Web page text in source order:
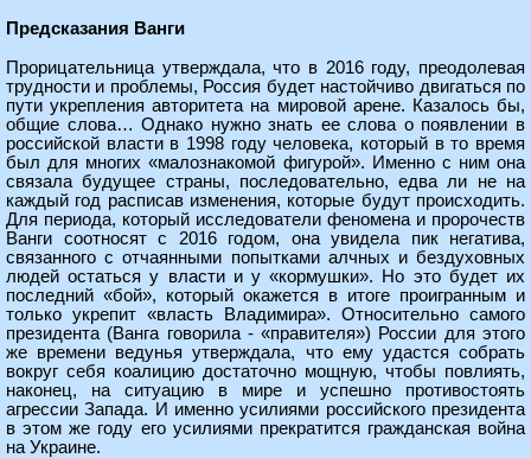
Предсказания Ванги
Прорицательница утверждала, что в 2016 году, преодолевая
трудности и проблемы, Россия будет настойчиво двигаться по
пути укрепления авторитета на мировой арене. Казалось бы,
общие слова… Однако нужно знать ее слова о появлении в
российской власти в 1998 году человека, который в то время
был для многих «малознакомой фигурой». Именно с ним она
связала будущее страны, последовательно, едва ли не на
каждый год расписав изменения, которые будут происходить.
Для периода, который исследователи феномена и пророчеств
Ванги соотносят с 2016 годом, она увидела пик негатива,
связанного с отчаянными попытками алчных и бездуховных
людей остаться у власти и у «кормушки». Но это будет их
последний «бой», который окажется в итоге проигранным и
только укрепит «власть Владимира». Относительно самого
президента (Ванга говорила - «правителя») России для этого
же времени ведунья утверждала, что ему удастся собрать
вокруг себя коалицию достаточно мощную, чтобы повлиять,
наконец, на ситуацию в мире и успешно противостоять
агрессии Запада. И именно усилиями российского президента
в этом же году его усилиями прекратится гражданская война
на Украине.